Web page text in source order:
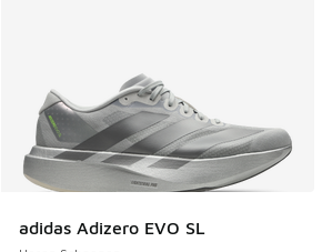
adidas Adizero EVO SL